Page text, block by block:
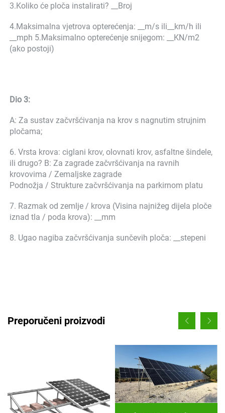
3.Koliko će ploča instalirati? __Broj
4.Maksimalna vjetrova opterećenja: __m/s ili__km/h ili
__mph 5.Maksimalno opterećenje snijegom: __KN/m2
(ako postoji)
Dio 3:
A: Za sustav začvršćivanja na krov s nagnutim strujnim
pločama;
6. Vrsta krova: ciglani krov, olovnati krov, asfaltne šindele,
ili drugo? B: Za zagrade začvršćivanja na ravnih
krovovima / Zemaljske zagrade
Podnožja / Strukture začvršćivanja na parkirnom platu
7. Razmak od zemlje / krova (Visina najnižeg dijela ploče
iznad tla / poda krova): __mm
8. Ugao nagiba začvršćivanja sunčevih ploča: __stepeni
Preporučeni proizvodi